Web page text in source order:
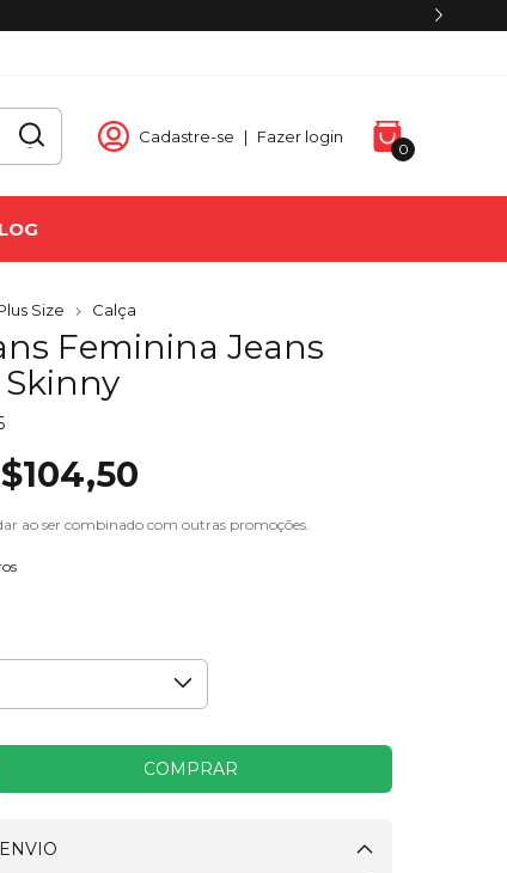
Cadastre-se | Fazer login
0
Size Calça
Feminina Jeans
Skinny
ao ser combinado com outras promoções.